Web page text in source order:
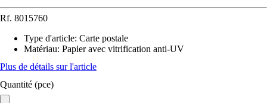
Rf. 8015760
Type d'article: Carte postale
Matériau: Papier avec vitrification anti-UV
Plus de détails sur l'article
Quantité (pce)